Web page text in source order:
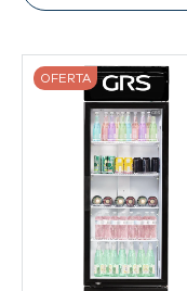
OFERTA